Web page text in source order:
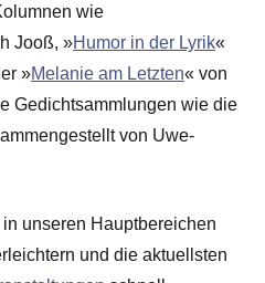
wie
Jooß, »Humor in der Lyrik«
»Melanie am Letzten« von
Gedichtsammlungen wie die
von Uwe-
unseren Hauptbereichen
und die aktuellsten